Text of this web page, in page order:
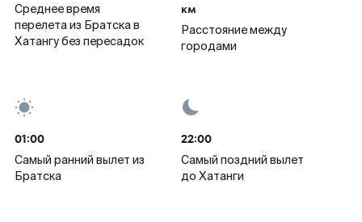
Среднее время
перелета из Братска в
Хатангу без пересадок
км
Расстояние между
городами
01:00
Самый ранний вылет из
Братска
22:00
Самый поздний вылет
до Хатанги